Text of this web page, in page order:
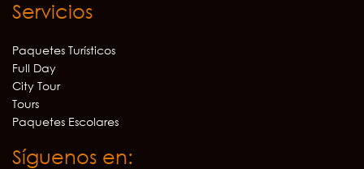
Servicios
Paquetes Turísticos
Full Day
City Tour
Tours
Paquetes Escolares
Síguenos en: